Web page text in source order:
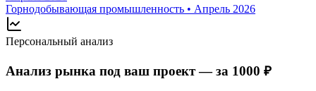
Горнодобывающая промышленность • Апрель 2026
Персональный анализ
Анализ рынка под ваш проект — за 1000 ₽